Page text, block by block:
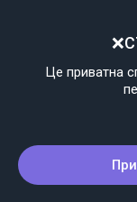
Це приватна